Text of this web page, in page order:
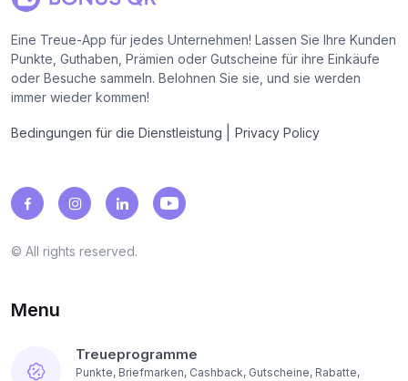
Eine Treue-App für jedes Unternehmen! Lassen Sie Ihre Kunden
Punkte, Guthaben, Prämien oder Gutscheine für ihre Einkäufe
oder Besuche sammeln. Belohnen Sie sie, und sie werden
immer wieder kommen!
Bedingungen für die Dienstleistung Privacy Policy
© All rights reserved.
Menu
Treueprogramme
Punkte, Briefmarken, Cashback, Gutscheine, Rabatte,